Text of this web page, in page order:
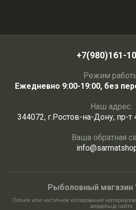
+7(980)161-
Режим
Ежедневно 9:00-19:00, без
Наш адрес:
344072, г.Ростов-на-Дону, пр-
Ваша обратная
Рыболовный
Полное или частичное копирование
владельца сайта